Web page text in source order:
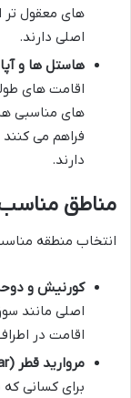
های معقول تر
اصلی دارند.
هاستل ها و
اقامت های
های مناسبی
فراهم می
دارند.
مناطق
انتخاب منطقه
کورنیش و
اصلی مانند
اقامت در
مروارید قطر (The Pearl-Qatar):
برای کسانی